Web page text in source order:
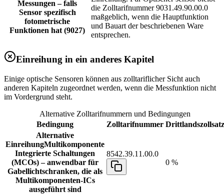
Messungen – falls
Sensor spezifisch
fotometrische
Funktionen hat (9027)
die Zolltarifnummer 9031.49.90.00.0
maßgeblich, wenn die Hauptfunktion
und Bauart der beschriebenen Ware
entsprechen.
Einreihung in ein anderes Kapitel
Einige optische Sensoren können aus zolltariflicher Sicht auch
anderen Kapiteln zugeordnet werden, wenn die Messfunktion nicht
im Vordergrund steht.
Alternative Zolltarifnummern und Bedingungen
Bedingung
Zolltarifnummer Drittlandszollsatz
Alternative
EinreihungMultikomponente
Integrierte Schaltungen
(MCOs) – anwendbar für
Gabellichtschranken, die als
Multikomponenten-ICs
ausgeführt sind
8542.39.11.00.0
0 %